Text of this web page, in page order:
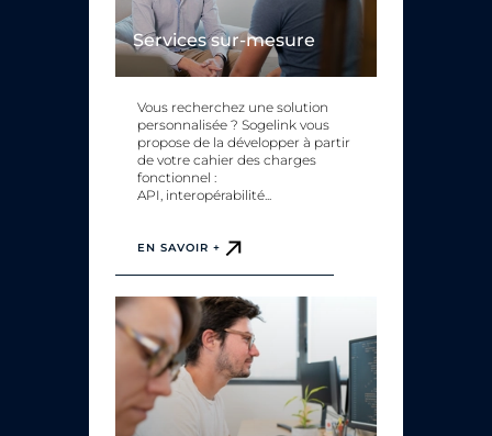
Services sur-mesure
Vous recherchez une solution
personnalisée ? Sogelink vous
propose de la développer à partir
de votre cahier des charges
fonctionnel :
API, interopérabilité...
EN SAVOIR +